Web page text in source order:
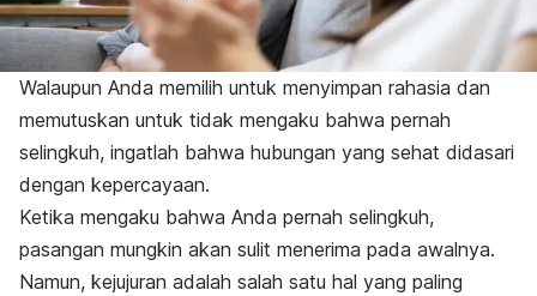
Walaupun Anda memilih untuk menyimpan rahasia dan
memutuskan untuk tidak mengaku bahwa pernah
selingkuh, ingatlah bahwa hubungan yang sehat didasari
dengan kepercayaan.
Ketika mengaku bahwa Anda pernah selingkuh,
pasangan mungkin akan sulit menerima pada awalnya.
Namun, kejujuran adalah salah satu hal yang paling